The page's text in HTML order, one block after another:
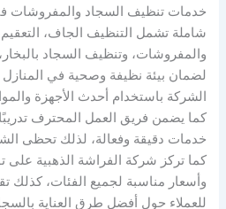
خدمات تنظيف السجاد والمفروشات
شاملة تشمل التنظيف الجاف،
والمفروشات، وتنظيف السجاد
لضمان بيئة نظيفة وصحية في المنازل
الشركة باستخدام أحدث الأجهزة
كما يضمن فريق العمل المحترف
خدمات دقيقة وفعالة، لذلك تحظى
كما تركز شركة الفراشة الذهبية على
وأسعار مناسبة لجميع الفئات، كذلك
للعملاء حول أفضل طرق العناية